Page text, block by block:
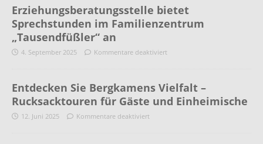
Erziehungsberatungsstelle bietet
Sprechstunden im Familienzentrum
„Tausendfüßler“ an
4. September 2025 Kommentare deaktiviert
Entdecken Sie Bergkamens Vielfalt –
Rucksacktouren für Gäste und Einheimische
12. Juni 2025 Kommentare deaktiviert